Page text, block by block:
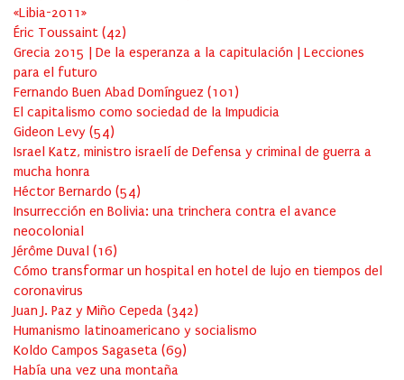
«Libia-2011»
Éric Toussaint (42)
Grecia 2015 | De la esperanza a la capitulación | Lecciones
para el futuro
Fernando Buen Abad Domínguez (101 )
El capitalismo como sociedad de la Impudicia
Gideon Levy (54)
Israel Katz, ministro israelí de Defensa y criminal de guerra a
mucha honra
Héctor Bernardo (54)
Insurrección en Bolivia: una trinchera contra el avance
neocolonial
Jérôme Duval (16)
Cómo transformar un hospital en hotel de lujo en tiempos del
coronavirus
Juan J. Paz y Miño Cepeda (342)
Humanismo latinoamericano y socialismo
Koldo Campos Sagaseta (69)
Había una vez una montaña